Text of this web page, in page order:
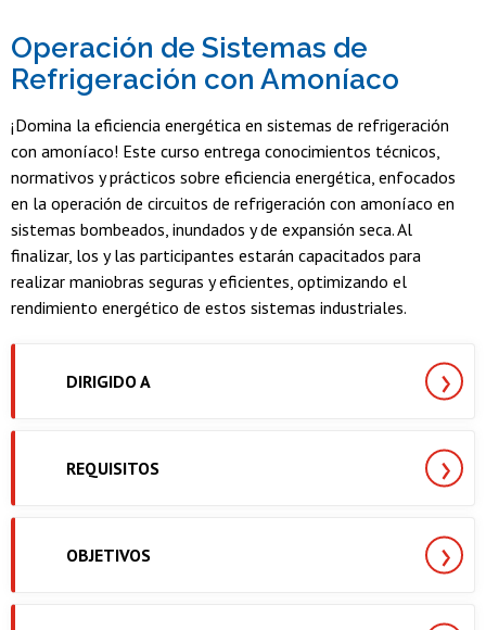
Operación de Sistemas de
Refrigeración con Amoníaco
¡Domina la eficiencia energética en sistemas de refrigeración
con amoníaco! Este curso entrega conocimientos técnicos,
normativos y prácticos sobre eficiencia energética, enfocados
en la operación de circuitos de refrigeración con amoníaco en
sistemas bombeados, inundados y de expansión seca. Al
finalizar, los y las participantes estarán capacitados para
realizar maniobras seguras y eficientes, optimizando el
rendimiento energético de estos sistemas industriales.
DIRIGIDO A
REQUISITOS
OBJETIVOS